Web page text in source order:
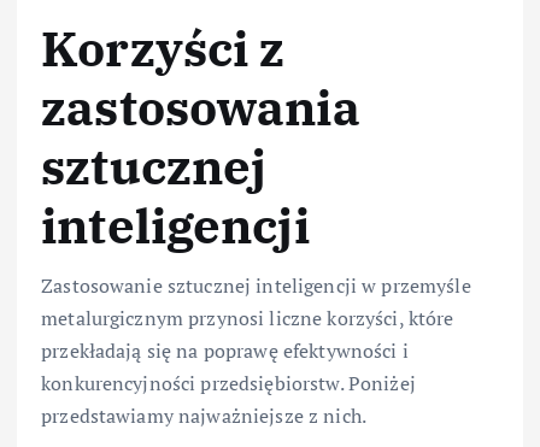
Korzyści z
zastosowania
sztucznej
inteligencji
Zastosowanie sztucznej inteligencji w przemyśle
metalurgicznym przynosi liczne korzyści, które
przekładają się na poprawę efektywności i
konkurencyjności przedsiębiorstw. Poniżej
przedstawiamy najważniejsze z nich.